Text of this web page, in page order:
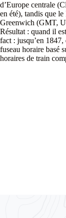
d’Europe centrale
en été), tandis que
Greenwich (GMT,
Résultat : quand il
fact : jusqu’en
fuseau horaire basé
horaires de train